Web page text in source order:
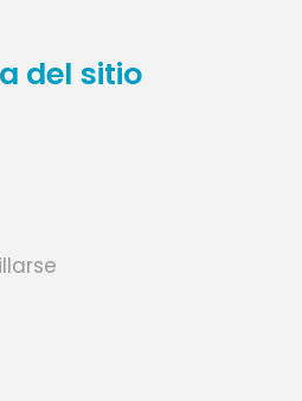
del sitio